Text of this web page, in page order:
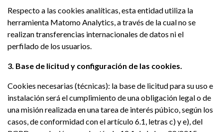
Respecto a las cookies analíticas, esta entidad utiliza la
herramienta Matomo Analytics, a través de la cual no se
realizan transferencias internacionales de datos ni el
perfilado de los usuarios.
3. Base de licitud y configuración de las cookies.
Cookies necesarias (técnicas): la base de licitud para su uso e
instalación será el cumplimiento de una obligación legal o de
una misión realizada en una tarea de interés púbico, según los
casos, de conformidad con el artículo 6.1, letras c) y e), del